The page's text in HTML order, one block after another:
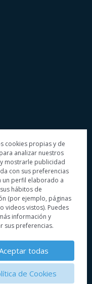
la
cookies propias y de
analizar nuestros
mostrarle publicidad
con sus preferencias
un perfil elaborado a
hábitos de
(por ejemplo, páginas
videos vistos). Puedes
información y
sus preferencias.
todas
de Cookies